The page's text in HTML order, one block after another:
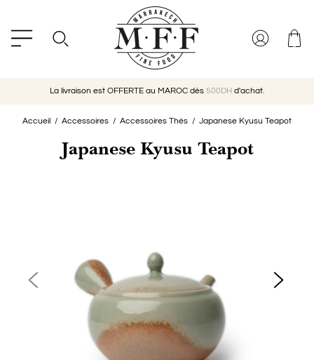
La livraison est OFFERTE au MAROC dès 500DH d'achat.
Accueil Accessoires Accessoires Thés Japanese Kyusu Teapot
Japanese Kyusu Teapot